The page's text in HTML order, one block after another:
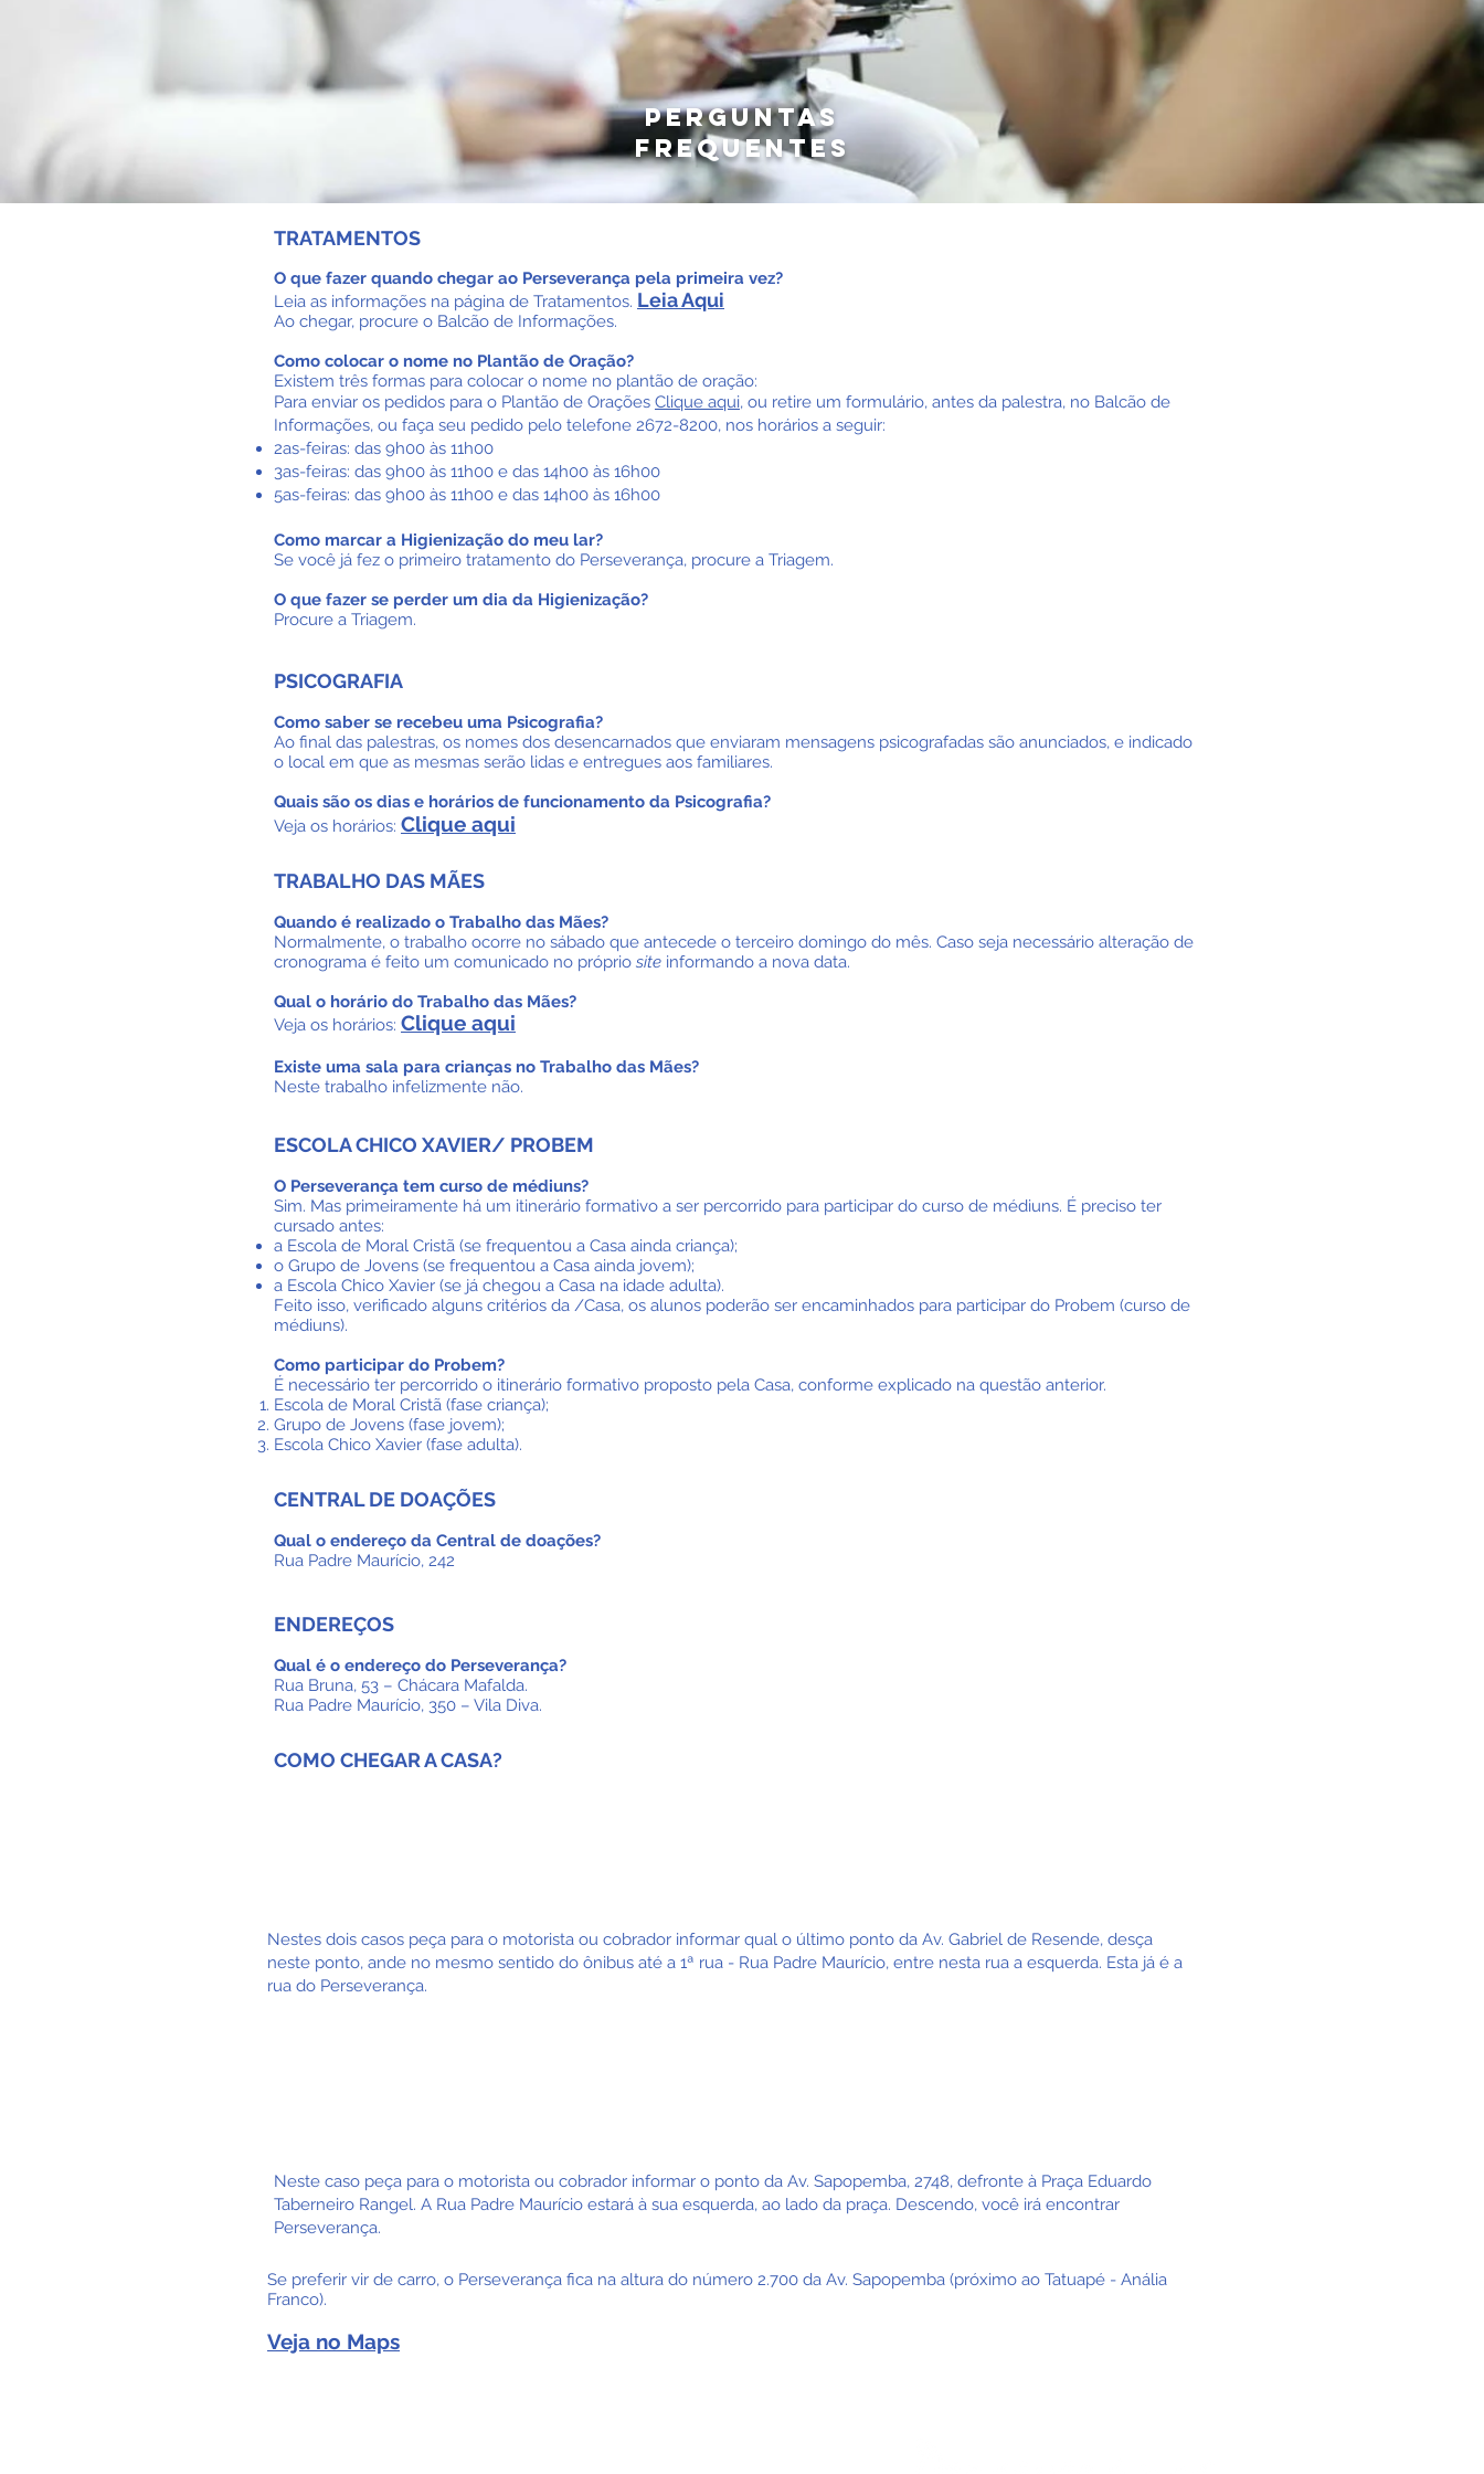
perguntas
frequentes
TRATAMENTOS
O que fazer quando chegar ao Perseverança pela primeira vez?
Leia as informações na página de Tratamentos. Leia Aqui
Ao chegar, procure o Balcão de Informações.
​Como colocar o nome no Plantão de Oração?
Existem três formas para colocar o nome no plantão de oração:
Para enviar os pedidos para o Plantão de Orações Clique aqui, ou retire um formulário, antes da palestra, no Balcão de
Informações, ou faça seu pedido pelo telefone 2672-8200, nos horários a seguir:
2as-feiras: das 9h00 às 11h00
​3as-feiras: das 9h00 às 11h00 e das 14h00 às 16h00
5as-feiras: das 9h00 às 11h00 e das 14h00 às 16h00
Como marcar a Higienização do meu lar?
Se você já fez o primeiro tratamento do Perseverança, procure a Triagem.
O que fazer se perder um dia da Higienização?
Procure a Triagem.
PSICOGRAFIA
Como saber se recebeu uma Psicografia?
Ao final das palestras, os nomes dos desencarnados que enviaram mensagens psicografadas são anunciados, e indicado
o local em que as mesmas serão lidas e entregues aos familiares.
Quais são os dias e horários de funcionamento da Psicografia?
Veja os horários: Clique aqui
TRABALHO DAS MÃES
Quando é realizado o Trabalho das Mães?
Normalmente, o trabalho ocorre no sábado que antecede o terceiro domingo do mês. Caso seja necessário alteração de
cronograma é feito um comunicado no próprio site informando a nova data.
​Qual o horário do Trabalho das Mães?
Veja os horários: Clique aqui
Existe uma sala para crianças no Trabalho das Mães?
Neste trabalho infelizmente não.
ESCOLA CHICO XAVIER/ PROBEM
O Perseverança tem curso de médiuns?
Sim. Mas primeiramente há um itinerário formativo a ser percorrido para participar do curso de médiuns. É preciso ter
cursado antes:
a Escola de Moral Cristã (se frequentou a Casa ainda criança);
o Grupo de Jovens (se frequentou a Casa ainda jovem);
a Escola Chico Xavier (se já chegou a Casa na idade adulta).
Feito isso, verificado alguns critérios da /Casa, os alunos poderão ser encaminhados para participar do Probem (curso de
médiuns).​
Como participar do Probem?
É necessário ter percorrido o itinerário formativo proposto pela Casa, conforme explicado na questão anterior.
Escola de Moral Cristã (fase criança);
Grupo de Jovens (fase jovem);
Escola Chico Xavier (fase adulta).
CENTRAL DE DOAÇÕES
Qual o endereço da Central de doações?
Rua Padre Maurício, 242
ENDEREÇOS
Qual é o endereço do Perseverança?
Rua Bruna, 53 – Chácara Mafalda.
Rua Padre Maurício, 350 – Vila Diva.
COMO CHEGAR A CASA?
Nestes dois casos peça para o motorista ou cobrador informar qual o último ponto da Av. Gabriel de Resende, desça
neste ponto, ande no mesmo sentido do ônibus até a 1ª rua - Rua Padre Maurício, entre nesta rua a esquerda. Esta já é a
rua do Perseverança.
Neste caso peça para o motorista ou cobrador informar o ponto da Av. Sapopemba, 2748, defronte à Praça Eduardo
Taberneiro Rangel. A Rua Padre Maurício estará à sua esquerda, ao lado da praça. Descendo, você irá encontrar
Perseverança.
Se preferir vir de carro, o Perseverança fica na altura do número 2.700 da Av. Sapopemba (próximo ao Tatuapé - Anália
Franco).
Veja no Maps